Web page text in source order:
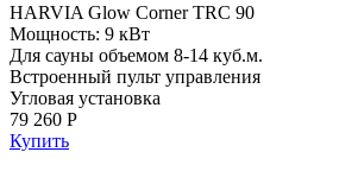
HARVIA Glow Corner TRC 90
Мощность: 9 кВт
Для сауны объемом 8-14 куб.м.
Встроенный пульт управления
Угловая установка
79 260 Р
Купить